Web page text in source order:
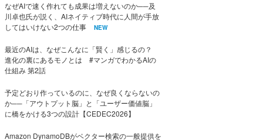
なぜAIで速く作れても成果は増えないのか──及
川卓也氏が説く、AIネイティブ時代に人間が手放
してはいけない2つの仕事
NEW
最近のAIは、なぜこんなに「賢く」感じるの？
進化の裏にあるモノとは #マンガでわかるAIの
仕組み 第2話
予定どおり作っているのに、なぜ良くならないの
か──「アウトプット脳」と「ユーザー価値脳」
に橋をかける3つの設計【CEDEC2026】
Amazon DynamoDBがベクター検索の一般提供を